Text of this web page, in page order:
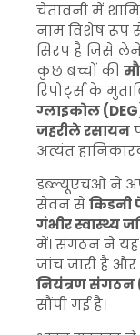
चेतावनी में
नाम विशेष रूप
सिरप है जिसे
कुछ बच्चों की
रिपोर्ट्स के
ग्लाइकोल
जहरीले रसायन
अत्यंत
डब्ल्यूएचओ ने
सेवन सेकिडनी
गंभीर स्वास्थ्य
में। संगठन ने यह
जांच जारी है
नियंत्रण संगठन
सौंपी गई है।